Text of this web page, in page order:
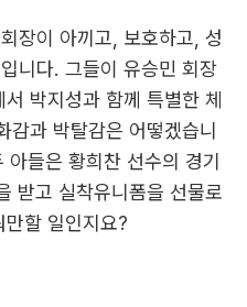
장이 아끼고, 보호하고, 성
니다. 그들이 유승민 회장
박지성과 함께 특별한 체
과 박탈감은 어떻겠습니
들은 황희찬 선수의 경기
받고 실착유니폼을 선물로
할 일인지요?